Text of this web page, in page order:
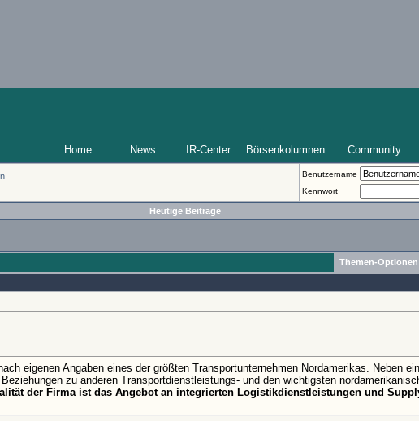
Home News IR-Center Börsenkolumnen Community
Benutzername
Kennwort
Heutige Beiträge
Themen-Optionen
eigenen Angaben eines der größten Transportunternehmen Nordamerikas. Neben
zu anderen Transportdienstleistungs- und den wichtigsten
der Firma ist das Angebot an integrierten Logistikdienstleistungen und